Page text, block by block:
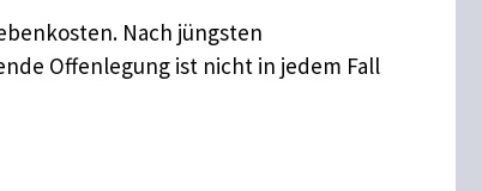
Nach jüngsten
Offenlegung ist nicht in jedem Fall